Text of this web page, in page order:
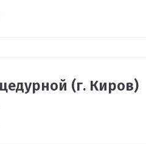
(г. Киров)